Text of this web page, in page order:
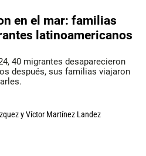
en el mar: familias
latinoamericanos
40 migrantes desaparecieron
después, sus familias viajaron
yVíctor Martínez Landez